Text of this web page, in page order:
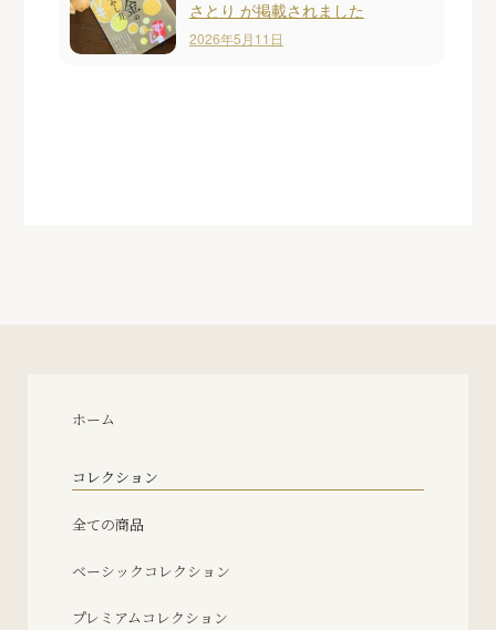
さとり が掲載されました
2026年5月11日
ホーム
コレクション
全ての商品
ベーシックコレクション
プレミアムコレクション